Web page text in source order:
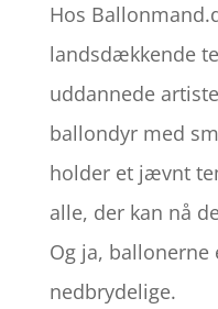
Hos
landsdækkende
uddannede
ballondyr med
holder et jævnt
alle, der kan nå
Og ja, ballonerne
nedbrydelige.